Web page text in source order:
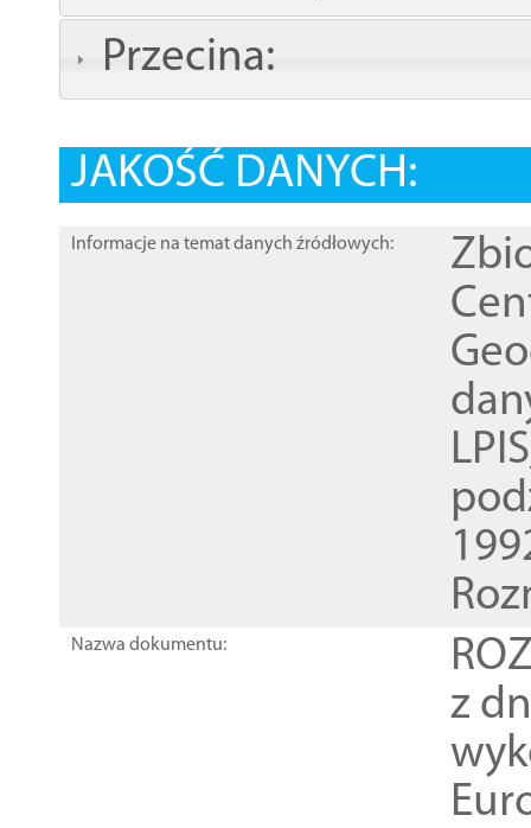
Przecina:
JAKOŚĆ DANYCH:
Informacje na temat danych źródłowych:
Nazwa dokumentu:
z